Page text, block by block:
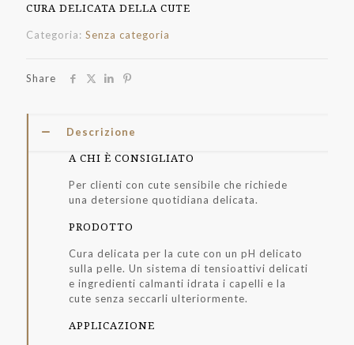
CURA DELICATA DELLA CUTE
Categoria: Senza categoria
Share
Descrizione
A CHI È CONSIGLIATO
Per clienti con cute sensibile che richiede
una detersione quotidiana delicata.
PRODOTTO
Cura delicata per la cute con un pH delicato
sulla pelle. Un sistema di tensioattivi delicati
e ingredienti calmanti idrata i capelli e la
cute senza seccarli ulteriormente.
APPLICAZIONE